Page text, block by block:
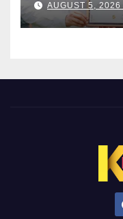
AUGUST 5, 2026